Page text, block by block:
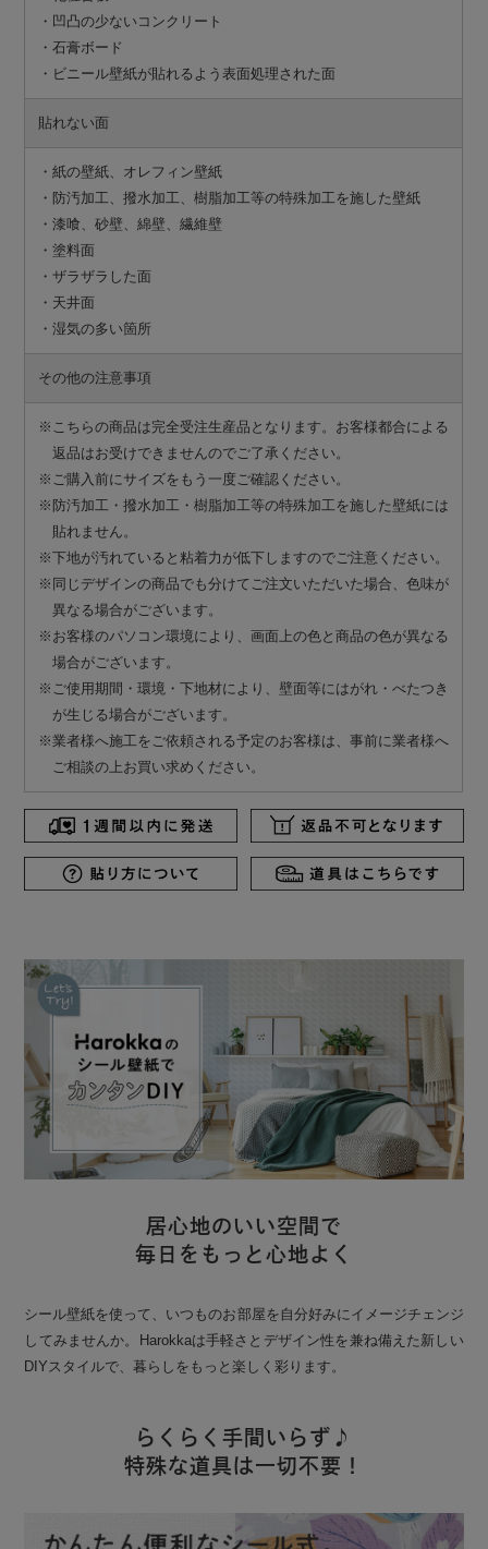
・凹凸の少ないコンクリート
・石膏ボード
・ビニール壁紙が貼れるよう表面処理された面
貼れない面
・紙の壁紙、オレフィン壁紙
・防汚加工、撥水加工、樹脂加工等の特殊加工を施した壁紙
・漆喰、砂壁、綿壁、繊維壁
・塗料面
・ザラザラした面
・天井面
・湿気の多い箇所
その他の注意事項
※こちらの商品は完全受注生産品となります。お客様都合による
返品はお受けできませんのでご了承ください。
※ご購入前にサイズをもう一度ご確認ください。
※防汚加工・撥水加工・樹脂加工等の特殊加工を施した壁紙には
貼れません。
※下地が汚れていると粘着力が低下しますのでご注意ください。
※同じデザインの商品でも分けてご注文いただいた場合、色味が
異なる場合がございます。
※お客様のパソコン環境により、画面上の色と商品の色が異なる
場合がございます。
※ご使用期間・環境・下地材により、壁面等にはがれ・べたつき
が生じる場合がございます。
※業者様へ施工をご依頼される予定のお客様は、事前に業者様へ
ご相談の上お買い求めください。
居心地のいい空間で
毎日をもっと心地よく
シール壁紙を使って、いつものお部屋を自分好みにイメージチェンジ
してみませんか。Harokkaは手軽さとデザイン性を兼ね備えた新しい
DIYスタイルで、暮らしをもっと楽しく彩ります。
らくらく手間いらず♪
特殊な道具は一切不要！